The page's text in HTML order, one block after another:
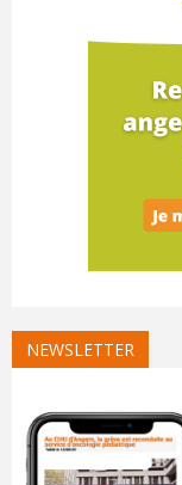
NEWSLETTER